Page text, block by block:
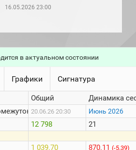
16.05.2026 23:00
в актуальном состоянии
Графики Сигнатура
Общий
20.06.26 20:30
12 798
1 039.70
Динамика
Июнь 2026
21
870.11 (-5.39)